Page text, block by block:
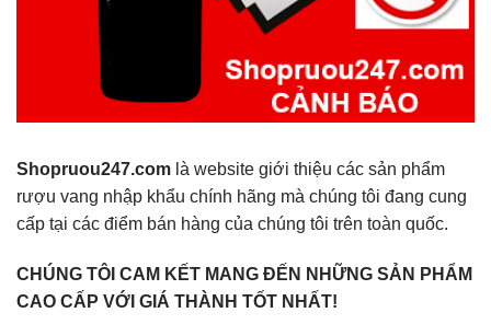
Shopruou247.com là website giới thiệu các sản phẩm
rượu vang nhập khẩu chính hãng mà chúng tôi đang cung
cấp tại các điểm bán hàng của chúng tôi trên toàn quốc.
CHÚNG TÔI CAM KẾT MANG ĐẾN NHỮNG SẢN PHẨM
CAO CẤP VỚI GIÁ THÀNH TỐT NHẤT!